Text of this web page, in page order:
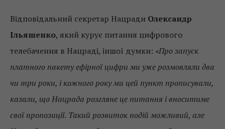
Відповідальний секретар Нацради Олександр
Ільяшенко, який курує питання цифрового
телебачення в Нацраді, іншої думки: «Про запуск
платного пакету ефірної цифри ми уже розмовляли два
чи три роки, і кожного року ми цей пункт прописували,
казали, що Нацрада розгляне це питання і вноситиме
свої пропозиції. Такий розвиток подій можливий, але